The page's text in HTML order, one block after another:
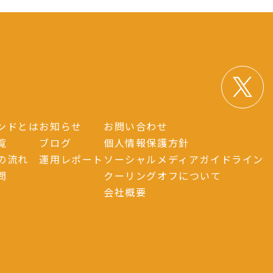
ドとは
流れ
お知らせ
ブログ
運用レポート
お問い合わせ
個人情報保護方針
ソーシャルメディアガイドライン
クーリングオフについて
会社概要